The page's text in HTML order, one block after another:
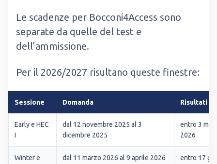
Le scadenze per Bocconi4Access sono
separate da quelle del test e
dell’ammissione.
Per il 2026/2027 risultano queste finestre:
Sessione Domanda Risultati
Early e HEC
I
dal 12 novembre 2025 al 3
dicembre 2025
entro 3
2026
Winter e
dal 11 marzo 2026 al 9 aprile 2026
entro 17